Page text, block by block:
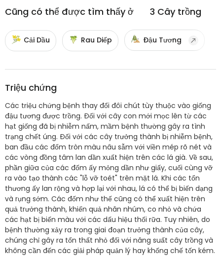
Cũng có thể được tìm thấy ở 3 Cây trồng
Cải Dầu Rau Diếp Đậu Tương
Triệu chứng
Các triệu chứng bệnh thay đổi đôi chút tùy thuộc vào giống
đậu tương được trồng. Đối với cây con mới mọc lên từ các
hạt giống đã bị nhiễm nấm, mầm bệnh thường gây ra tình
trạng chết úng. Đối với các cây trưởng thành bị nhiễm bệnh,
ban đầu các đốm tròn màu nâu sẫm với viền mép rõ nét và
các vòng đồng tâm lan dần xuất hiện trên các lá già. Về sau,
phần giữa của các đốm ấy mỏng dần như giấy, cuối cùng vỡ
ra vào tạo thành các "lỗ vỡ toét" trên mặt lá. Khi các tổn
thương ấy lan rộng và hợp lại với nhau, lá có thể bị biến dạng
và rụng sớm. Các đốm như thế cũng có thể xuất hiện trên
quả trưởng thành, khiến quả nhăn nhúm, co nhỏ và chứa
các hạt bị biến màu với các dấu hiệu thối rữa. Tuy nhiên, do
bệnh thường xảy ra trong giai đoạn trưởng thành của cây,
chúng chỉ gây ra tổn thất nhỏ đối với năng suất cây trồng và
không cần đến các giải pháp quản lý hay khống chế tốn kém.